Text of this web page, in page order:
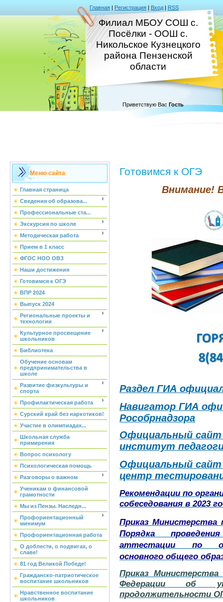
Главная | Регистрация | Вход | RSS
Филиал МБОУ СОШ с.
Посёлки - ООШ с.
Никольское Кузнецкого
района Пензенской
области
Приветствую Вас Гость
Меню сайта
Главная страница
Сведения об образова...
Профессиональные ста...
Экскурсия по школе
Методическая работа
Прием в 1 класс
ФГОС НОО ОВЗ
Наши достижения
Готовимся к ОГЭ
ВПР 2024
Выпуск 2024
Региональные проекты и
технологии
Культурное просвещение
школьников
Библиотека
Обучение основам
предпринимательства в
школе
Развитие физкультуры и
спорта
Профилактическая работа
Сурский край без наркотиков!
Участие в олимпиадах...
Школьная служба
примирения
Вопрос психологу
Психологическая помощь
Разговоры о важном
Ученикам о финансовой
грамотности
Мы из Пензы. Наследн...
Профориентационный
минимум
Профориентационная работа
О доблести, о подвигах, о
славе!
81 год Великой Победе!
Гражданско-патриотическое
воспитание школьников
Нравственное воспитание
школьников
Готовимся к ОГЭ
Внимание!
Раздел ГИА
Навигатор ГИА
Рособрнадзора
Официальный
институт
Официальный
центр
Рекомендации по
собеседования в 2023
Приказ Министерства
Порядка
аттестации по
основного общего
Приказ Министерства
Федерации об
продолжительности